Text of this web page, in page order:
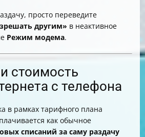
просто переведите
другим» в неактивное
Режим модема.
стоимость
с телефона
в рамках тарифного плана
как обычное
списаний за саму раздачу